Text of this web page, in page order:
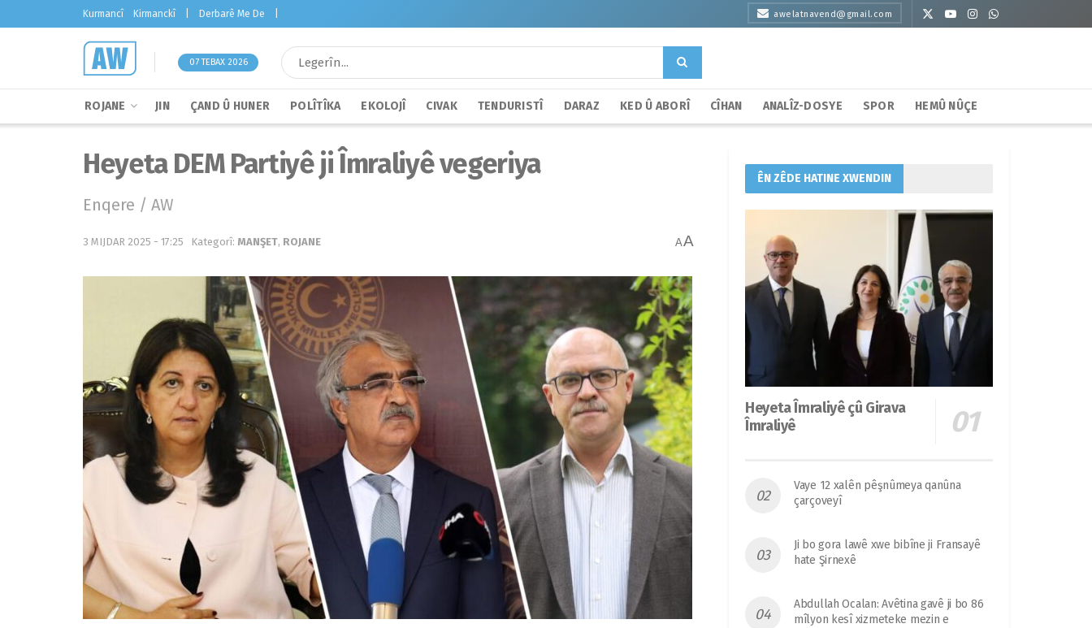
Kurmancî Kirmanckî Derbarê Me De awelatnavend@gmail.com
07 TEBAX 2026
ROJANE JIN ÇAND Û HUNER POLÎTÎKA EKOLOJÎ CIVAK TENDURISTÎ DARAZ KED Û ABORÎ CÎHAN ANALÎZ-DOSYE SPOR HEMÛ NÛÇE
Heyeta DEM Partiyê ji Îmraliyê vegeriya
Enqere / AW
3 MIJDAR 2025 - 17:25 Kategorî: MANŞET, ROJANE AA
ÊN ZÊDE HATINE XWENDIN
Heyeta Îmraliyê çû Girava
Îmraliyê
Vaye 12 xalên pêşnûmeya qanûna
çarçoveyî
Ji bo gora lawê xwe bibîne ji Fransayê
hate Şirnexê
Abdullah Ocalan: Avêtina gavê ji bo 86
mîlyon kesî xizmeteke mezin e